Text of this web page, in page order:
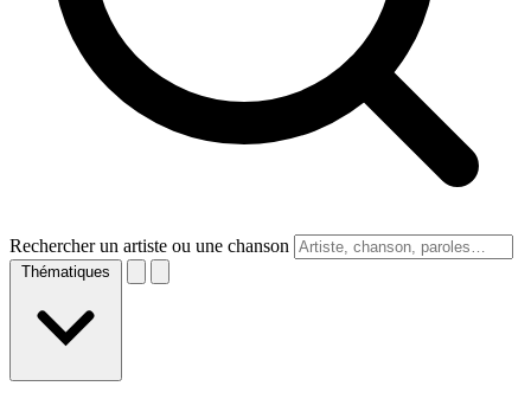
Rechercher un artiste ou une chanson
Thématiques